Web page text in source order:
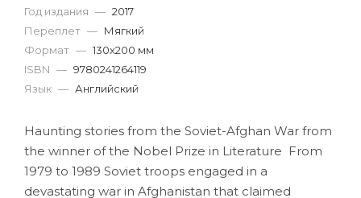
Год издания — 2017
Переплет — Мягкий
Формат — 130x200 мм
ISBN — 9780241264119
Язык — Английский
Haunting stories from the Soviet-Afghan War from
the winner of the Nobel Prize in Literature From
1979 to 1989 Soviet troops engaged in a
devastating war in Afghanistan that claimed